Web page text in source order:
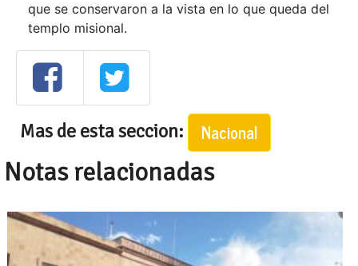
que se conservaron a la vista en lo que queda del
templo misional.
Mas de esta seccion: Nacional
Notas relacionadas